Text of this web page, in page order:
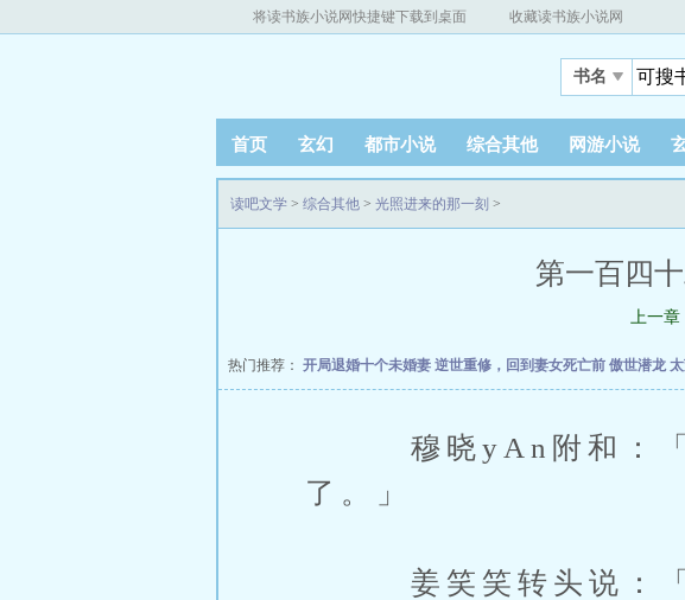
将读书族小说网快捷键下载到桌面 收藏读书族小说网
书名
首页 玄幻 都市小说 综合其他 网游小说
读吧文学 > 综合其他 > 光照进来的那一刻 >
第一百四
上一章
热门推荐： 开局退婚十个未婚妻 逆世重修，回到妻女死亡前 傲世潜龙
穆晓yAn附和：「我
了。」
姜笑笑转头说：「